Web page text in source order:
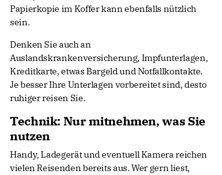
Papierkopie im Koffer kann ebenfalls nützlich
sein.
Denken Sie auch an
Auslandskrankenversicherung, Impfunterlagen,
Kreditkarte, etwas Bargeld und Notfallkontakte.
Je besser Ihre Unterlagen vorbereitet sind, desto
ruhiger reisen Sie.
Technik: Nur mitnehmen, was Sie
nutzen
Handy, Ladegerät und eventuell Kamera reichen
vielen Reisenden bereits aus. Wer gern liest,